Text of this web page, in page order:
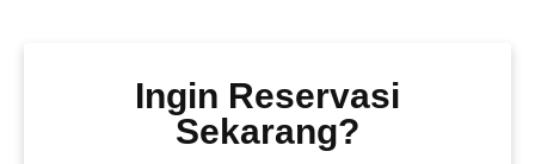
Ingin Reservasi
Sekarang?